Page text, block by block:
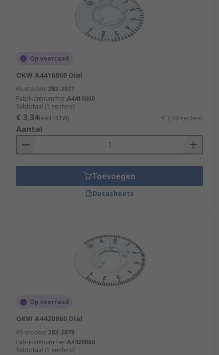
Op voorraad
OKW A4416060 Dial
RS-stocknr. 283-2077
FabrikantnummerA4416060
Subtotaal (1 eenheid)
€ 3,34(excl. BTW) € 3,34/eenheid
Aantal
Toevoegen
Datasheets
Op voorraad
OKW A4420060 Dial
RS-stocknr. 283-2078
FabrikantnummerA4420060
Subtotaal (1 eenheid)